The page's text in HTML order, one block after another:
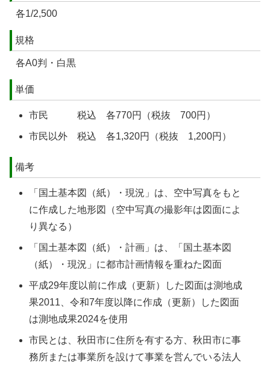
各1/2,500
規格
各A0判・白黒
単価
市民 税込 各770円（税抜 700円）
市民以外 税込 各1,320円（税抜 1,200円）
備考
「国土基本図（紙）・現況」は、空中写真をもと
に作成した地形図（空中写真の撮影年は図面によ
り異なる）
「国土基本図（紙）・計画」は、「国土基本図
（紙）・現況」に都市計画情報を重ねた図面
平成29年度以前に作成（更新）した図面は測地成
果2011、令和7年度以降に作成（更新）した図面
は測地成果2024を使用
市民とは、秋田市に住所を有する方、秋田市に事
務所または事業所を設けて事業を営んでいる法人